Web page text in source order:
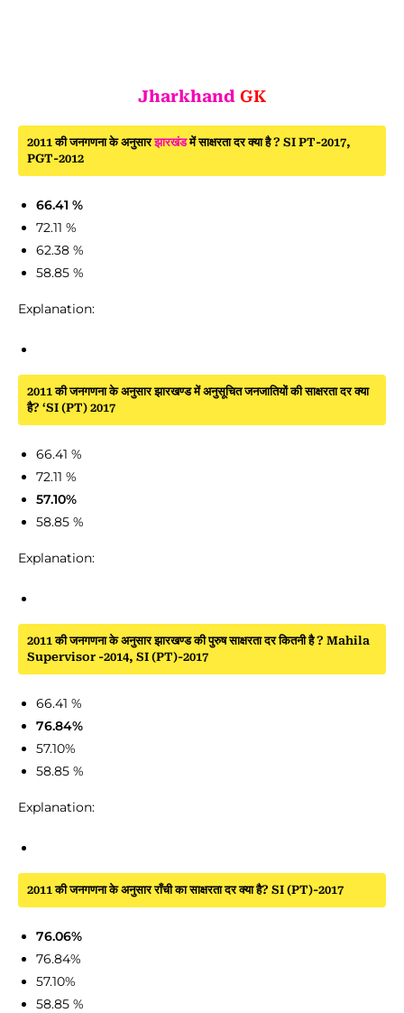
Jharkhand GK
2011 की जनगणना के अनुसारझारखंडमें साक्षरता दर क्या है ? SI PT-2017,
PGT-2012
66.41 %
72.11 %
62.38 %
58.85 %
Explanation:
2011 की जनगणना के अनुसार झारखण्ड में अनुसूचित जनजातियों की साक्षरता दर क्या
है? ‘SI (PT) 2017
66.41 %
72.11 %
57.10%
58.85 %
Explanation:
2011 की जनगणना के अनुसार झारखण्ड की पुरुष साक्षरता दर कितनी है ? Mahila
Supervisor -2014, SI (PT)-2017
66.41 %
76.84%
57.10%
58.85 %
Explanation:
2011 की जनगणना के अनुसार राँची का साक्षरता दर क्या है? SI (PT)-2017
76.06%
76.84%
57.10%
58.85 %